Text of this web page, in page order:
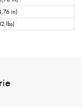
in)
lbs)